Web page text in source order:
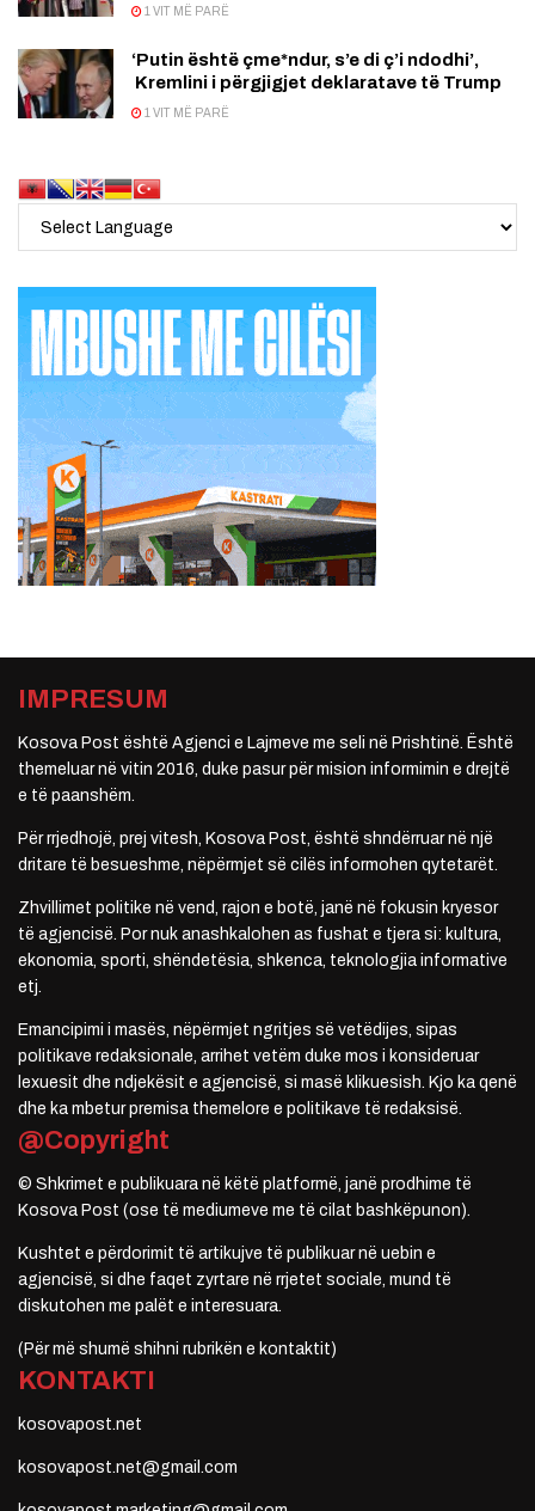
1 VIT MË PARË
‘Putin është çme*ndur, s’e di ç’i ndodhi’,
Kremlini i përgjigjet deklaratave të Trump
1 VIT MË PARË
IMPRESUM
Kosova Post është Agjenci e Lajmeve me seli në Prishtinë. Është
themeluar në vitin 2016, duke pasur për mision informimin e drejtë
e të paanshëm.
Për rrjedhojë, prej vitesh, Kosova Post, është shndërruar në një
dritare të besueshme, nëpërmjet së cilës informohen qytetarët.
Zhvillimet politike në vend, rajon e botë, janë në fokusin kryesor
të agjencisë. Por nuk anashkalohen as fushat e tjera si: kultura,
ekonomia, sporti, shëndetësia, shkenca, teknologjia informative
etj.
Emancipimi i masës, nëpërmjet ngritjes së vetëdijes, sipas
politikave redaksionale, arrihet vetëm duke mos i konsideruar
lexuesit dhe ndjekësit e agjencisë, si masë klikuesish. Kjo ka qenë
dhe ka mbetur premisa themelore e politikave të redaksisë.
@Copyright
© Shkrimet e publikuara në këtë platformë, janë prodhime të
Kosova Post (ose të mediumeve me të cilat bashkëpunon).
Kushtet e përdorimit të artikujve të publikuar në uebin e
agjencisë, si dhe faqet zyrtare në rrjetet sociale, mund të
diskutohen me palët e interesuara.
(Për më shumë shihni rubrikën e kontaktit)
KONTAKTI
kosovapost.net
kosovapost.net@gmail.com